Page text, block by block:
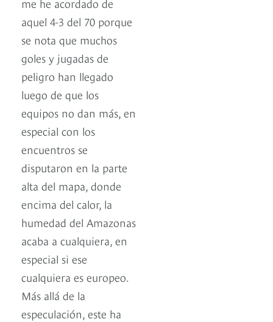
aquel 4-3 del 70 porque
se nota que muchos
goles y jugadas de
peligro han llegado
luego de que los
equipos no dan más, en
especial con los
encuentros se
disputaron en la parte
alta del mapa, donde
encima del calor, la
humedad del Amazonas
acaba a cualquiera, en
especial si ese
cualquiera es europeo.
Más allá de la
especulación, este ha